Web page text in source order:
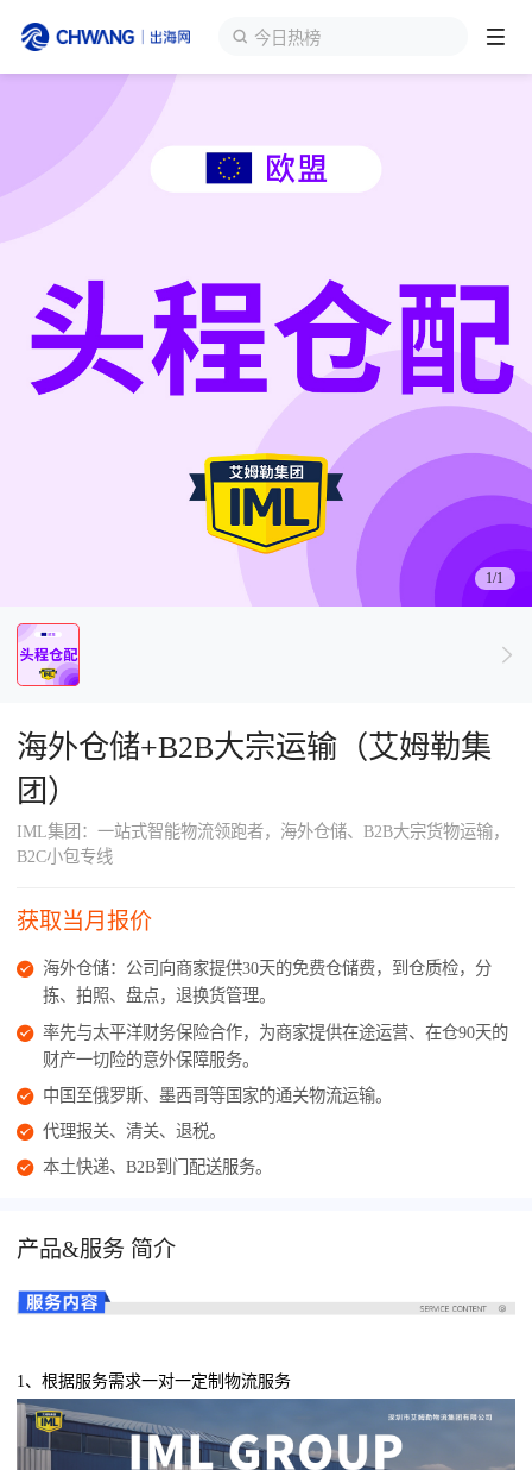
今日热榜
出海服务
跨境报告
登录/注册
1/1
海外仓储+B2B大宗运输（艾姆勒集
团）
IML集团：一站式智能物流领跑者，海外仓储、B2B大宗货物运输，
B2C小包专线
获取当月报价
海外仓储：公司向商家提供30天的免费仓储费，到仓质检，分
拣、拍照、盘点，退换货管理。
率先与太平洋财务保险合作，为商家提供在途运营、在仓90天的
财产一切险的意外保障服务。
中国至俄罗斯、墨西哥等国家的通关物流运输。
代理报关、清关、退税。
本土快递、B2B到门配送服务。
产品&服务 简介
1、根据服务需求一对一定制物流服务